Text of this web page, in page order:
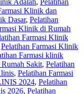
Klinik dan
Dasar, Pelatihan
Klinik di Rumah
Farmasi Klinik
Pelatihan Farmasi Klinik
Farmasi klinik
Sakit, Pelatihan
, Pelatihan Farmasi
2024, Pelatihan
2026, Pelatihan